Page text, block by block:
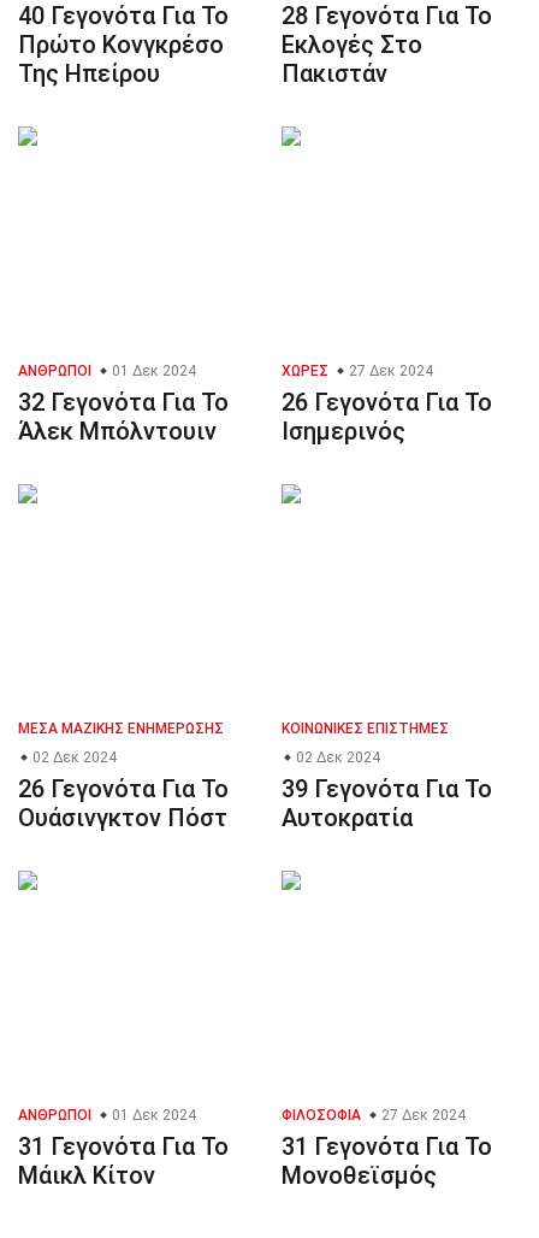
40 Γεγονότα Για Το
Πρώτο Κονγκρέσο
Της Ηπείρου
28 Γεγονότα Για Το
Εκλογές Στο
Πακιστάν
ΆΝΘΡΩΠΟΙ 01 Δεκ 2024
32 Γεγονότα Για Το
Άλεκ Μπόλντουιν
ΧΏΡΕΣ 27 Δεκ 2024
26 Γεγονότα Για Το
Ισημερινός
ΜΈΣΑ ΜΑΖΙΚΉΣ ΕΝΗΜΈΡΩΣΗΣ
02 Δεκ 2024
26 Γεγονότα Για Το
Ουάσινγκτον Πόστ
ΚΟΙΝΩΝΙΚΈΣ ΕΠΙΣΤΉΜΕΣ
02 Δεκ 2024
39 Γεγονότα Για Το
Αυτοκρατία
ΆΝΘΡΩΠΟΙ 01 Δεκ 2024
31 Γεγονότα Για Το
Μάικλ Κίτον
ΦΙΛΟΣΟΦΊΑ 27 Δεκ 2024
31 Γεγονότα Για Το
Μονοθεϊσμός